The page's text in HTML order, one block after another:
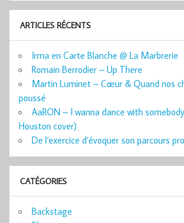
ARTICLES RÉCENTS
Irma en Carte Blanche @ La Marbrerie
Romain Berrodier – Up There
Martin Luminet – Cœur & Quand nos
poussé
AaRON – I wanna dance with
Houston cover)
De l’exercice d’évoquer son parcours
CATÉGORIES
Backstage